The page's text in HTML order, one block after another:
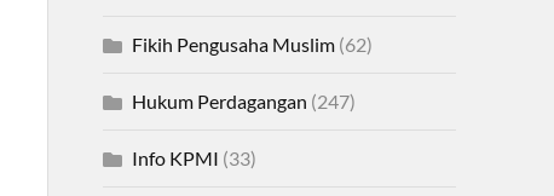
Fikih Pengusaha Muslim(62)
Hukum Perdagangan (247)
Info KPMI (33)